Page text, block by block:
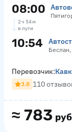
08:00
2 ч 54 м
в пути
10:54
≈ 783
Перевозчик:
3.8 110